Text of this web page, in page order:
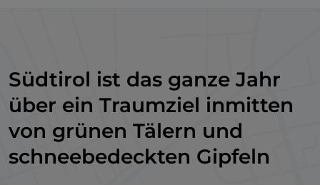
Südtirol ist das ganze Jahr
über ein Traumziel inmitten
von grünen Tälern und
schneebedeckten Gipfeln